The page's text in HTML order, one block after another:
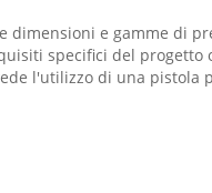
e gamme di
specifici del progetto
l'utilizzo di una pistola